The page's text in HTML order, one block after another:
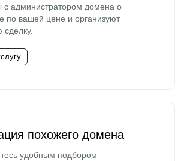
с администратором домена о
по вашей цене и организуют
сделку.
похожего домена
удобным подбором —